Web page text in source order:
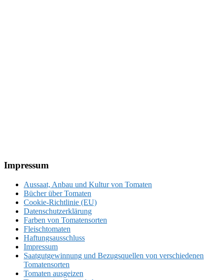
Footer
Impressum
Aussaat, Anbau und Kultur von Tomaten
Bücher über Tomaten
Cookie-Richtlinie (EU)
Datenschutzerklärung
Farben von Tomatensorten
Fleischtomaten
Haftungsausschluss
Impressum
Saatgutgewinnung und Bezugsquellen von verschiedenen
Tomatensorten
Tomaten ausgeizen